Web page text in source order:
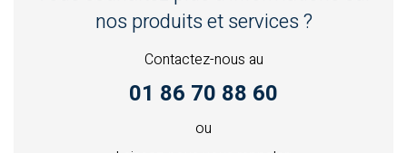
nos produits et services ?
Contactez-nous au
01 86 70 88 60
ou